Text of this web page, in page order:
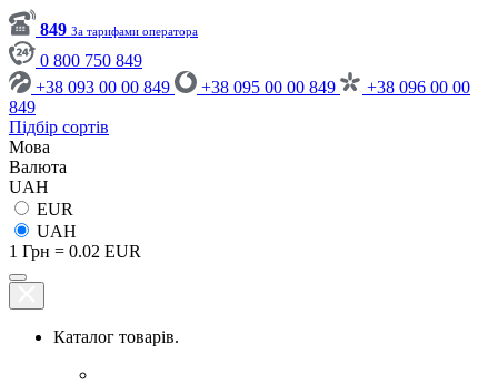
849 За тарифами оператора
0 800 750 849
+38 093 00 00 849
+38 095 00 00 849
+38 096 00 00
849
Підбір сортів
Мова
Валюта
UAH
EUR
UAH
1 Грн = 0.02 EUR
Каталог товарів.